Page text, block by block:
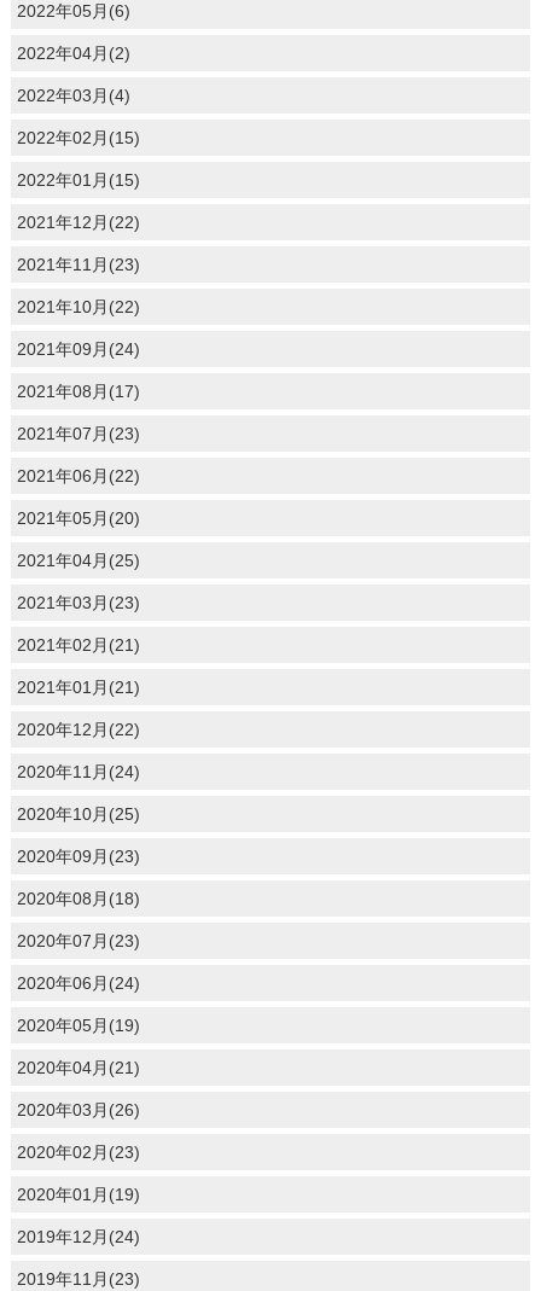
2022年05月(6)
2022年04月(2)
2022年03月(4)
2022年02月(15)
2022年01月(15)
2021年12月(22)
2021年11月(23)
2021年10月(22)
2021年09月(24)
2021年08月(17)
2021年07月(23)
2021年06月(22)
2021年05月(20)
2021年04月(25)
2021年03月(23)
2021年02月(21)
2021年01月(21)
2020年12月(22)
2020年11月(24)
2020年10月(25)
2020年09月(23)
2020年08月(18)
2020年07月(23)
2020年06月(24)
2020年05月(19)
2020年04月(21)
2020年03月(26)
2020年02月(23)
2020年01月(19)
2019年12月(24)
2019年11月(23)